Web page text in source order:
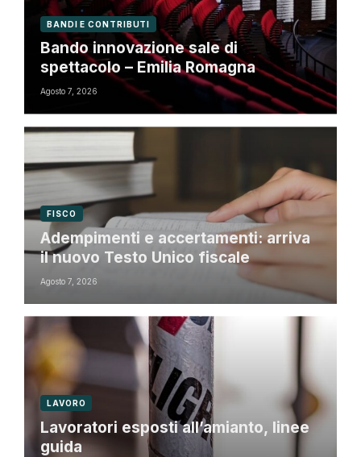
BANDI E CONTRIBUTI
Bando innovazione sale di
spettacolo – Emilia Romagna
Agosto 7, 2026
FISCO
Adempimenti e accertamenti: arriva
il nuovo Testo Unico fiscale
Agosto 7, 2026
LAVORO
Lavoratori esposti all’amianto, linee
guida